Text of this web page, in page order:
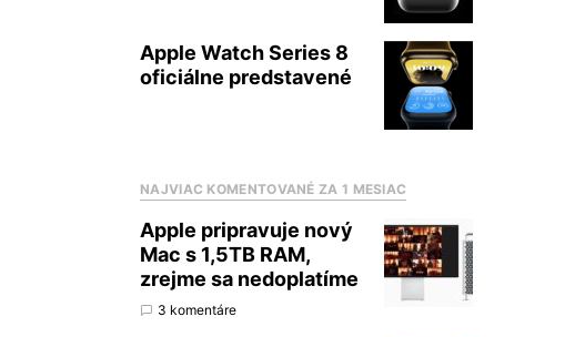
Apple Watch Series 8
oficiálne predstavené
NAJVIAC KOMENTOVANÉ ZA 1 MESIAC
Apple pripravuje nový
Mac s 1,5TB RAM,
zrejme sa nedoplatíme
3 komentáre